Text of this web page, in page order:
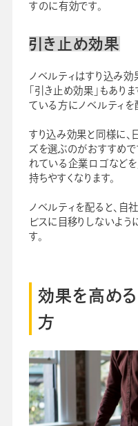
すのに有効です。
引き止め効果
ノベルティはすり込み
「引き止め効果」もあり
ている方にノベルティを
すり込み効果と同様に、
ズを選ぶのがおすすめで
れている企業ロゴなど
持ちやすくなります。
ノベルティを配ると、自
ビスに目移りしないよう
す。
効果を高め
方